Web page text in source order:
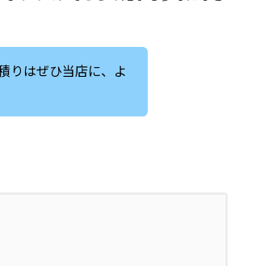
りはぜひ当店に、よ